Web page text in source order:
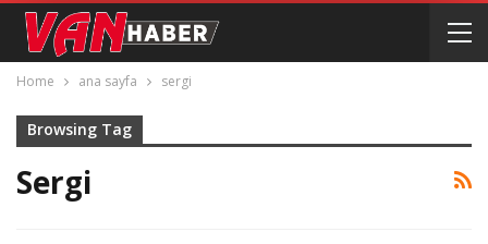
Home ana sayfa sergi
Browsing Tag
Sergi